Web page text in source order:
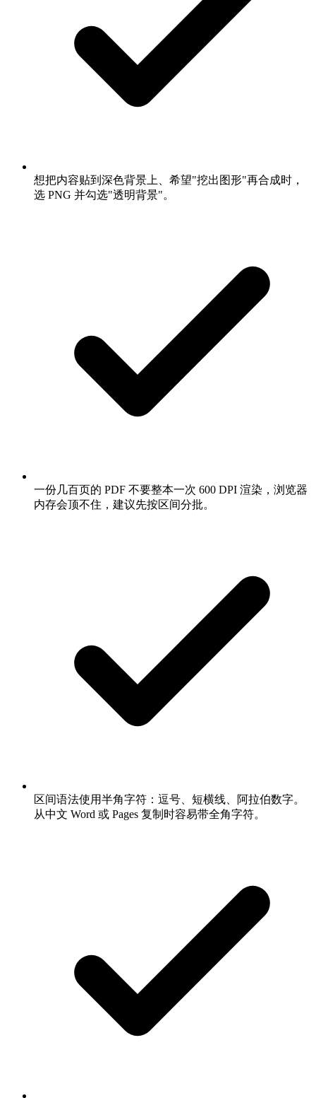
想把内容贴到深色背景上、希望"挖出图形"再合成时，
选 PNG 并勾选"透明背景"。
一份几百页的 PDF 不要整本一次 600 DPI 渲染，浏览器
内存会顶不住，建议先按区间分批。
区间语法使用半角字符：逗号、短横线、阿拉伯数字。
从中文 Word 或 Pages 复制时容易带全角字符。